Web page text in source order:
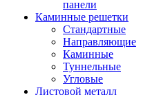
панели
Каминные решетки
Стандартные
Направляющие
Каминные
Туннельные
Угловые
Листовой металл